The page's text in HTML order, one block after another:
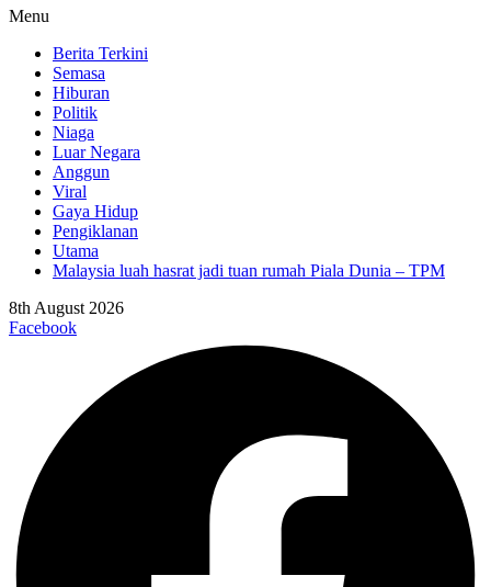
Menu
Berita Terkini
Semasa
Hiburan
Politik
Niaga
Luar Negara
Anggun
Viral
Gaya Hidup
Pengiklanan
Utama
Malaysia luah hasrat jadi tuan rumah Piala Dunia – TPM
8th August 2026
Facebook